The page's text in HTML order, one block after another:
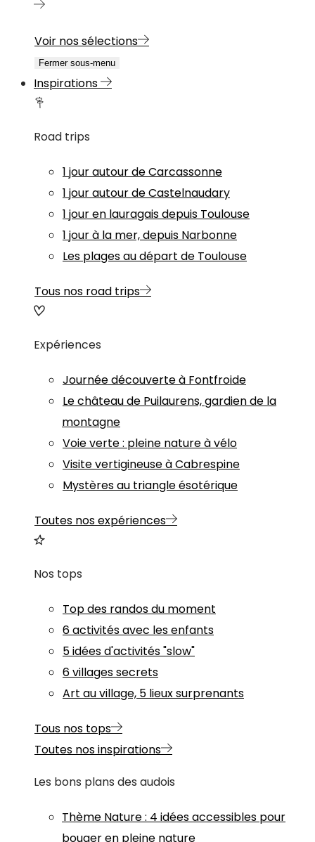
Voir nos sélections
Fermer sous-menu
Inspirations
Road trips
1 jour autour de Carcassonne
1 jour autour de Castelnaudary
1 jour en lauragais depuis Toulouse
1 jour à la mer, depuis Narbonne
Les plages au départ de Toulouse
Tous nos road trips
Expériences
Journée découverte à Fontfroide
Le château de Puilaurens, gardien de la
montagne
Voie verte : pleine nature à vélo
Visite vertigineuse à Cabrespine
Mystères au triangle ésotérique
Toutes nos expériences
Nos tops
Top des randos du moment
6 activités avec les enfants
5 idées d'activités "slow"
6 villages secrets
Art au village, 5 lieux surprenants
Tous nos tops
Toutes nos inspirations
Les bons plans des audois
Thème Nature: 4 idées accessibles pour
bouger en pleine nature